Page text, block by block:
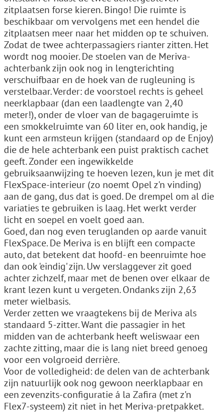
zitplaatsen forse kieren. Bingo! Die ruimte is
beschikbaar om vervolgens met een hendel die
zitplaatsen meer naar het midden op te schuiven.
Zodat de twee achterpassagiers rianter zitten. Het
wordt nog mooier. De stoelen van de Meriva-
achterbank zijn ook nog in lengterichting
verschuifbaar en de hoek van de rugleuning is
verstelbaar. Verder: de voorstoel rechts is geheel
neerklapbaar (dan een laadlengte van 2,40
meter!), onder de vloer van de bagageruimte is
een smokkelruimte van 60 liter en, ook handig, je
kunt een armsteun krijgen (standaard op de Enjoy)
die de hele achterbank een puist praktisch cachet
geeft. Zonder een ingewikkelde
gebruiksaanwijzing te hoeven lezen, kun je met dit
FlexSpace-interieur (zo noemt Opel z'n vinding)
aan de gang, dus dat is goed. De drempel om al die
variaties te gebruiken is laag. Het werkt verder
licht en soepel en voelt goed aan.
Goed, dan nog even teruglanden op aarde vanuit
FlexSpace. De Meriva is en blijft een compacte
auto, dat betekent dat hoofd- en beenruimte hoe
dan ook 'eindig' zijn. Uw verslaggever zit goed
achter zichzelf, maar met de benen over elkaar de
krant lezen kunt u vergeten. Ondanks zijn 2,63
meter wielbasis.
Verder zetten we vraagtekens bij de Meriva als
standaard 5-zitter. Want die passagier in het
midden van de achterbank heeft weliswaar een
zachte zitting, maar die is lang niet breed genoeg
voor een volgroeid derrière.
Voor de volledigheid: de delen van de achterbank
zijn natuurlijk ook nog gewoon neerklapbaar en
een zevenzits-configuratie á la Zafira (met z'n
Flex7-systeem) zit niet in het Meriva-pretpakket.